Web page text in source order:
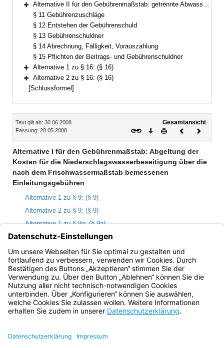
Bereich erweitern
Alternative II für den Gebührenmaßstab: getrennte Abwassergebühren (§§ 9–10b)
§ 11 Gebührenzuschläge
§ 12 Entstehen der Gebührenschuld
§ 13 Gebührenschuldner
§ 14 Abrechnung, Fälligkeit, Vorauszahlung
§ 15 Pflichten der Beitrags- und Gebührenschuldner
Bereich erweitern
Alternative 1 zu § 16: (§ 16)
Bereich erweitern
Alternative 2 zu § 16: (§ 16)
[Schlussformel]
Inhalt
Text gilt ab: 30.06.2008
Fassung: 20.05.2008
Gesamtansicht
Download
DruckenVorheriges
Alternative I für den Gebührenmaßstab: Abgeltung der
Kosten für die Niederschlagswasserbeseitigung über die
nach dem Frischwassermaßstab bemessenen
Einleitungsgebühren
Alternative 1 zu § 9: (§ 9)
Alternative 2 zu § 9: (§ 9)
Alternative 1 zu § 9a: (§ 9a)
Alternative 2 zu § 9a: (§ 9a)
§ 10 Einleitungsgebühr
§ 10a Gebührenabschläge
Bayern.de
BayernPortal
Impressum